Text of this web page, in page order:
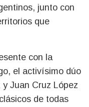
junto con
que
con la
el activísimo dúo
Juan Cruz López
de todas